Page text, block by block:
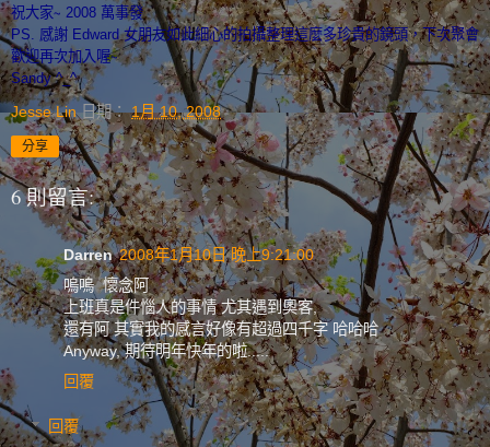
祝大家∼ 2008 萬事發
PS. 感謝 Edward 女朋友如此細心的拍攝整理這麼多珍貴的鏡頭，下次聚會
歡迎再次加入喔∼
Sandy ^_^
Jesse Lin 日期：1月 10, 2008
分享
6 則留言:
Darren 2008年1月10日 晚上9:21:00
嗚嗚 懷念阿
上班真是件惱人的事情 尤其遇到奧客,
還有阿 其實我的感言好像有超過四千字 哈哈哈
Anyway, 期待明年快年的啦.....
回覆
回覆